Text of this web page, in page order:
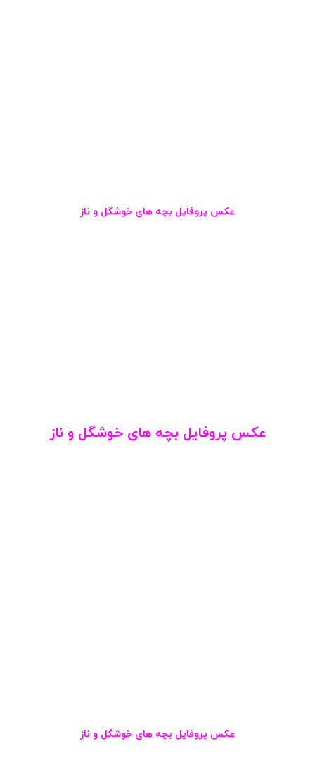
عکس پروفایل بچه های خوشگل و ناز
عکس پروفایل بچه های خوشگل و ناز
عکس پروفایل بچه های خوشگل و ناز